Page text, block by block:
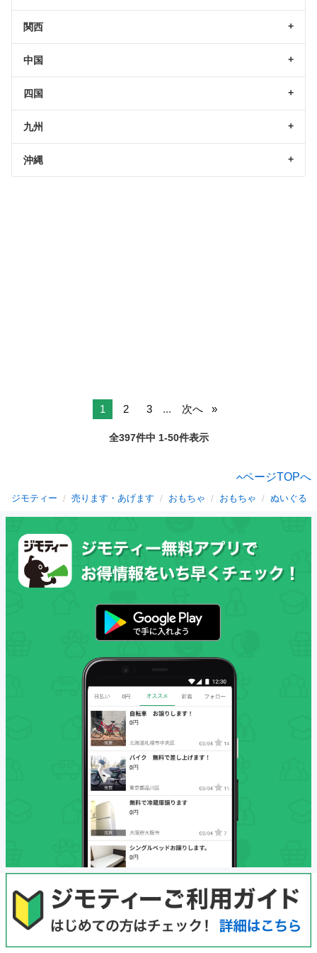
関西
中国
四国
九州
沖縄
1 2 3 ... 次へ
全397件中 1-50件表示
ページTOPへ
ジモティー 売ります・あげます おもちゃ おもちゃ ぬいぐるみ